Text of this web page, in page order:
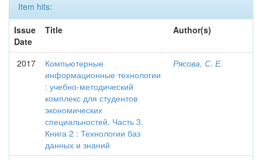
Item hits:
Issue
Date
Title Author(s)
2017
Компьютерные
информационные технологии
: учебно-методический
комплекс для студентов
экономических
специальностей. Часть 3.
Книга 2 : Технологии баз
данных и знаний
Рясова, С. Е.